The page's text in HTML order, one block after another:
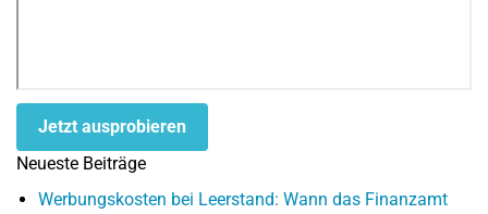
Jetzt ausprobieren
Neueste Beiträge
Werbungskosten bei Leerstand: Wann das Finanzamt